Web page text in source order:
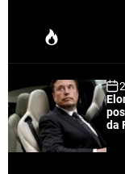
P
u
a
r
da